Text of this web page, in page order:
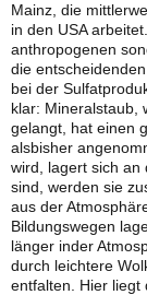
Mainz, die
in den USA
anthropogenen
die
bei der
klar: Mineralstaub,
gelangt, hat einen
alsbisher
wird, lagert sich an
sind, werden sie
aus der
Bildungswegen
länger inder
durch leichtere
entfalten. Hier liegt